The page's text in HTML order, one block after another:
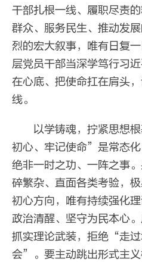
干部扎根一线、履职尽责
群众、服务民生、推动发
烈的宏大叙事，唯有日复
层党员干部当深学笃行习
在心底、把使命扛在肩头
线。
以学铸魂，拧紧思想
初心、牢记使命”是常态化
绝非一时之功、一阵之事
碎繁杂、直面各类考验，
初心方向，唯有持续强化
政治清醒、坚守为民本心
抓实理论武装，拒绝“走
会”。要主动跳出形式主